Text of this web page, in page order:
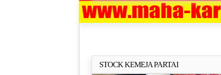
STOCK KEMEJA PARTAI